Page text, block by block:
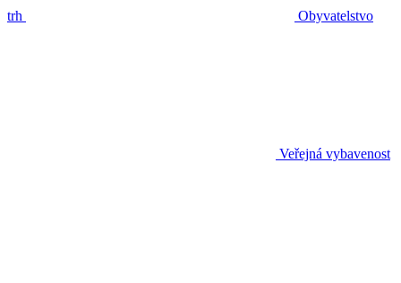
trh Obyvatelstvo
Veřejná vybavenost